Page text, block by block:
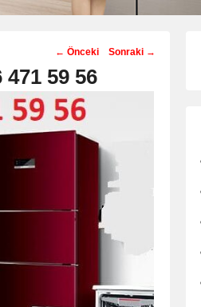
Post
navigation
← Önceki Sonraki →
59 56